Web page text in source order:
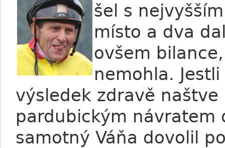
šel s
místo a dva
ovšem
nemohla.
výsledek zdravě
pardubickým návratem
samotný Váňa dovolil